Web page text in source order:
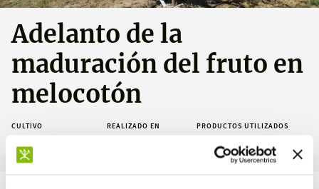
Adelanto de la
maduración del fruto en
melocotón
CULTIVO REALIZADO EN PRODUCTOS UTILIZADOS
manvert avanza